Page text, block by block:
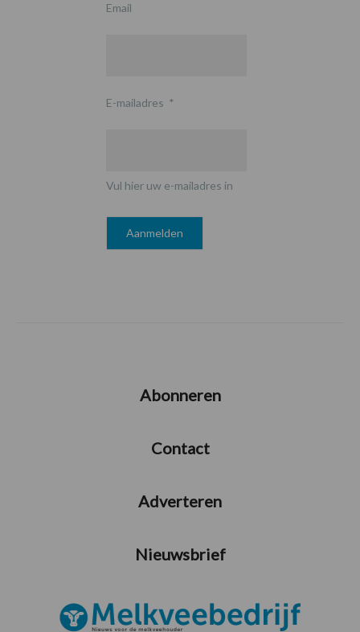
Email
E-mailadres *
Vul hier uw e-mailadres in
Abonneren
Contact
Adverteren
Nieuwsbrief